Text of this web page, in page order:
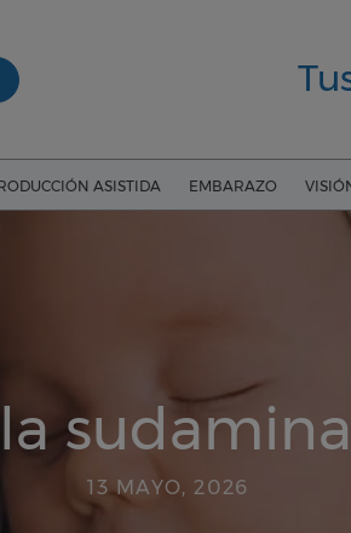
ASISTIDA EMBARAZO
13 MAYO, 2026